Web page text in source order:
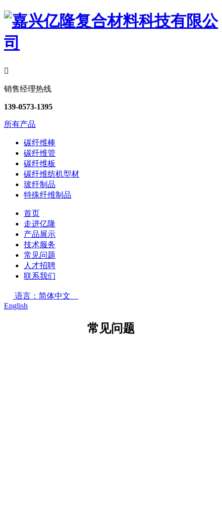

销售经理热线
139-0573-1395
所有产品
碳纤维棒
碳纤维管
碳纤维板
碳纤维纺机型材
玻纤制品
特殊纤维制品
首页
走进亿隆
产品展示
技术服务
常见问题
人才招聘
联系我们
语言：简体中文
English
常见问题